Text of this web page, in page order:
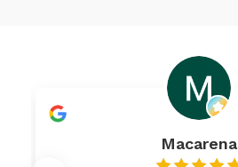
Macarena